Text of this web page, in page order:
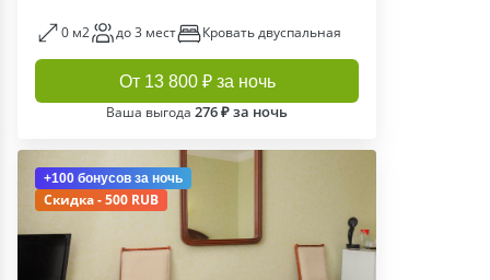
0 м2 до 3 мест Кровать двуспальная
От 13 800 ₽ за ночь
Ваша выгода 276 ₽ за ночь
+100 бонусов за ночь
Скидка - 500 RUB